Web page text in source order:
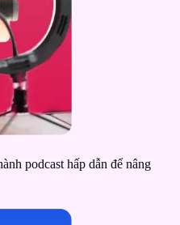
podcast hấp dẫn để nâng